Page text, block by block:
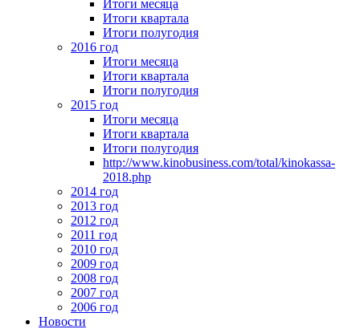
Итоги месяца
Итоги квартала
Итоги полугодия
2016 год
Итоги месяца
Итоги квартала
Итоги полугодия
2015 год
Итоги месяца
Итоги квартала
Итоги полугодия
http://www.kinobusiness.com/total/kinokassa-
2018.php
2014 год
2013 год
2012 год
2011 год
2010 год
2009 год
2008 год
2007 год
2006 год
Новости